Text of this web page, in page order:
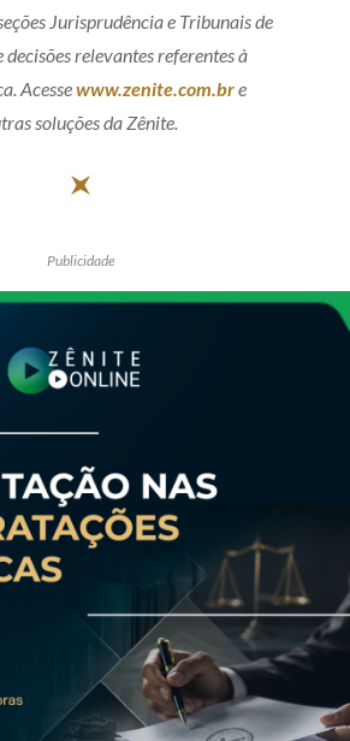
Jurisprudência e Tribunais de
decisões relevantes referentes à
Acessewww.zenite.com.bre
soluções da Zênite.
Publicidade